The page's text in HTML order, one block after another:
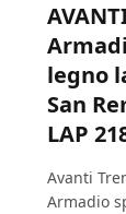
legno
San
LAP
Avanti
Armadio